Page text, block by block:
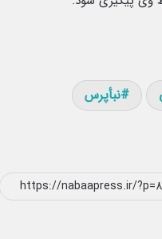
نبأپرس